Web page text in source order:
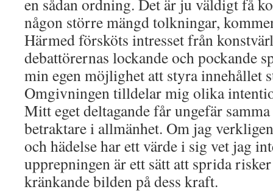
en sådan ordning. Det är ju väldigt få
någon större mängd tolkningar,
Härmed försköts intresset från
debattörernas lockande och pockande
min egen möjlighet att styra innehållet
Omgivningen tilldelar mig olika
Mitt eget deltagande får ungefär
betraktare i allmänhet. Om jag
och hädelse har ett värde i sig vet jag
upprepningen är ett sätt att sprida
kränkande bilden på dess kraft.